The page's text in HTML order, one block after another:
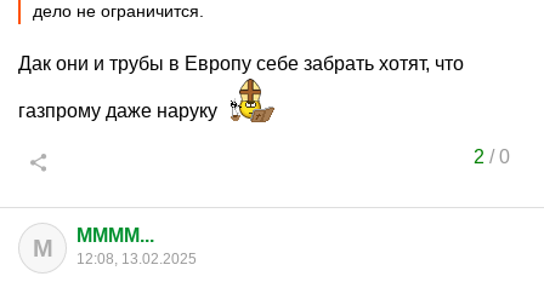
дело не ограничится.
Дак они и трубы в Европу себе забрать хотят, что
газпрому даже наруку
2 /0
M MMMM...
12:08, 13.02.2025